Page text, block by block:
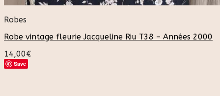
Robes
Robe vintage fleurie Jacqueline Riu T38 – Années 2000
14,00€
Save